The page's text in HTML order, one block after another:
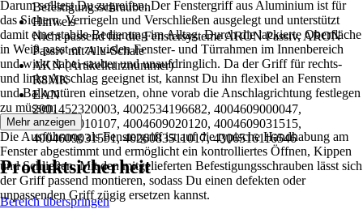
Befestigungsschrauben
Hinweis
Nicht passend für die Fenstersysteme ARON Passiv, ARON
Passiv mit Alu-Schale
AKN (Artikelkurznummer)
R8MK
EAN
2001452320003, 4002534196682, 4004609000047,
4004609010107, 4004609020120, 4004609031515,
4004609031591, 4026083511017, 4306516116546
Darum solltest Du zugreifen: Der Fenstergriff aus Aluminium ist für
das Sichern, Verriegeln und Verschließen ausgelegt und unterstützt
damit eine stabile Bedienung im Alltag. Durch die lackierte Oberfläche
in Weiß passt er zu vielen Fenster- und Türrahmen im Innenbereich
und wirkt dabei sauber und unaufdringlich. Da der Griff für rechts-
und links Anschlag geeignet ist, kannst Du ihn flexibel an Fenstern
und Balkontüren einsetzen, ohne vorab die Anschlagrichtung festlegen
zu müssen.
Die Ausführung als Fenstergriff ist auf die typische Handhabung am
Fenster abgestimmt und ermöglicht ein kontrolliertes Öffnen, Kippen
und Schließen. Mit den mitgelieferten Befestigungsschrauben lässt sich
der Griff passend montieren, sodass Du einen defekten oder
unpassenden Griff zügig ersetzen kannst.
Mehr anzeigen
Produktsicherheit
Bereich überspringen